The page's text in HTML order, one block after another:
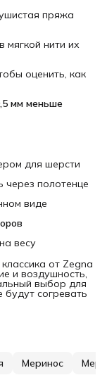
пряжа
мягкой нити их
оценить, как
мм меньше
для шерсти
полотенце
виде
весу
от Zegna
и воздушность,
выбор для
будут согревать
Меринос